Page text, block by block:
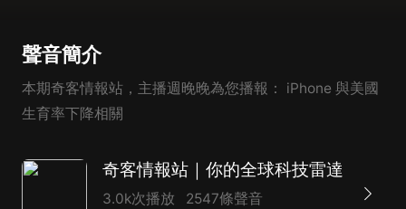
聲音簡介
本期奇客情報站，主播週晚晚為您播報： iPhone 與美國
生育率下降相關
奇客情報站｜你的全球科技雷達
3.0k次播放 2547條聲音